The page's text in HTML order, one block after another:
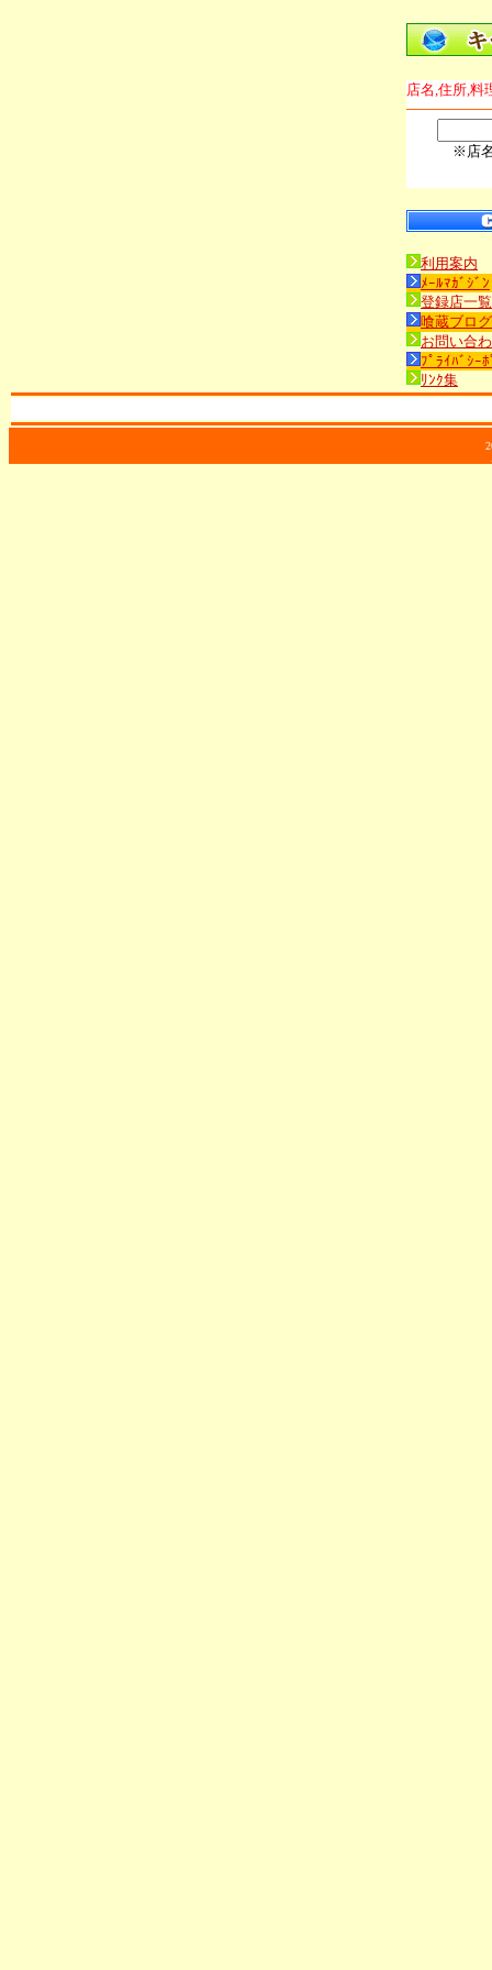
店名,住所,料
※店
利用案内
ﾒｰﾙﾏｶﾞｼﾞﾝ
登録店一覧
喰蔵ブログ
お問い合
ﾌﾟﾗｲﾊﾞｼｰ
ﾘﾝｸ集